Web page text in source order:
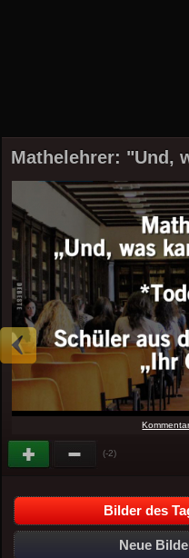
Mathelehrer: "Und,
(-2)
Bilder des
Neue